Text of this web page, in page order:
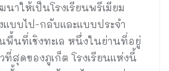
าให้เป็นโรงเรียนพรีเมียม
บบไป-กลับและแบบประจำ
พื้นที่เชิงทะเล หนึ่งในย่านที่อยู่
ที่สุดของภูเก็ต โรงเรียนแห่งนี้